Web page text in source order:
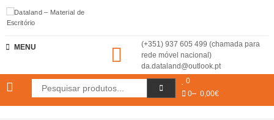
Skip
to
MENU
(+351) 937 605 499 (chamada para
rede móvel nacional)
da.dataland@outlook.pt
0
0
0,00€